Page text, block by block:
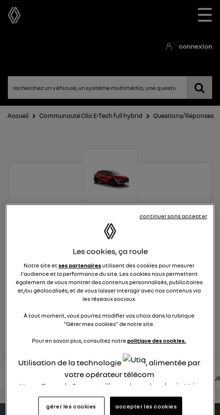
☰
connexion
Accueil Communauté Clio E-Tech full hybrid Questions/Réponses
Clio E-Tech full hybrid
RENAULT
membres
Après 30 ans de succès, Renault Clio full hybrid E_Tech
insuffle une énergie nouvelle
posez une question
lire les articles consultez la brochure
Les cookies, ça roule
Notre site etses partenairesutilisent des cookies pour mesurer
l'audience et la performance du site. Les cookies nous permettent
également de vous montrer des contenus personnalisés, publicitaires
et/ou géolocalisés, et de vous laisser interagir avec nos contenus via
les réseaux sociaux.
À tout moment, vous pourrez modifier vos choix dans la rubrique
"Gérer mes cookies" de notre site.
Pour en savoir plus, consultez notrepolitique des cookies.
Utilisation de la technologie
, alimentée par
votre opérateur télécom
Nous, Renault Group, utilisons la technologie Utiq
pour nos activités digitales (telles que décrites
dans cette notice de consentement) et liées à
gérer les cookies accepter les cookies
continuer sans accepter